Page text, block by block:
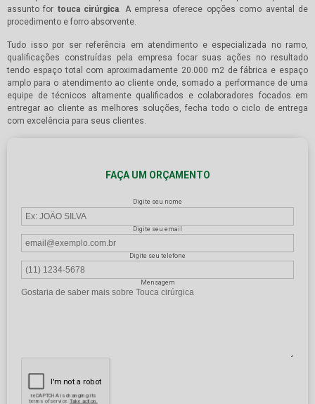
assunto for touca cirúrgica. A empresa oferece opções como avental de
procedimento e forro absorvente.
Tudo isso por ser referência em atendimento e especializada no ramo,
qualificações construídas pela empresa focar suas ações no resultado
tendo espaço total com aproximadamente 20.000 m2 de fábrica e espaço
amplo para o atendimento ao cliente onde, somado a performance de uma
equipe de técnicos altamente qualificados e colaboradores focados em
entregar ao cliente as melhores soluções, fecha todo o ciclo de entrega
com excelência para seus clientes.
FAÇA UM ORÇAMENTO
Digite seu nome
Digite seu email
Digite seu telefone
Mensagem